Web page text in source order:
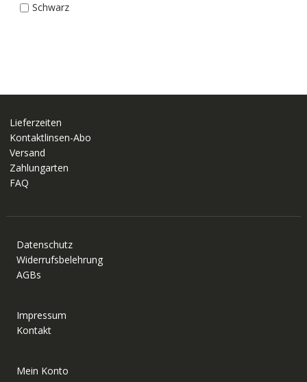
Schwarz
Lieferzeiten
Kontaktlinsen-Abo
Versand
Zahlungarten
FAQ
Datenschutz
Widerrufsbelehrung
AGBs
Impressum
Kontakt
Mein Konto